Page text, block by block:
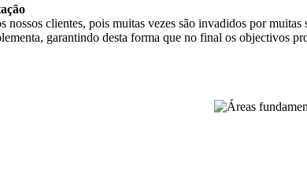
nossos clientes, pois muitas vezes são invadidos por
garantindo desta forma que no final os objectivos